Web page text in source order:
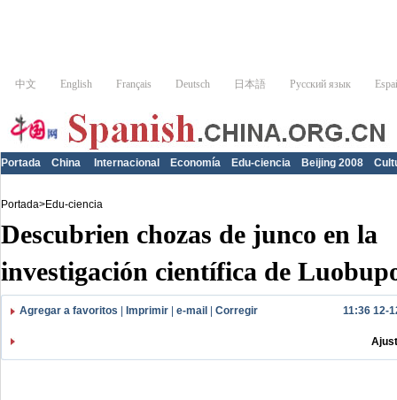
Portada China Internacional Economía Edu-ciencia Beijing 2008
Portada>Edu-ciencia
Descubrien chozas de junco en la
investigación científica de
Agregar a favoritos Imprimir e-mail Corregir 11:36 12-